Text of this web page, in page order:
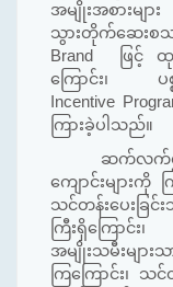
အမျိုးအစားမျာ
သွားတိုက်ဆေးစ
Brand
ဖြင့်
ကြောင်း၊ ပစ္
Incentive
ကြားခဲ့ပါသည်။
ဆက်လက်၍ ဒု
ကျောင်းများ
သင်တန်းပေးခြ
ကြီးရှိကြောင်
အမျိုးသမီးမျာ
ကြကြောင်း၊